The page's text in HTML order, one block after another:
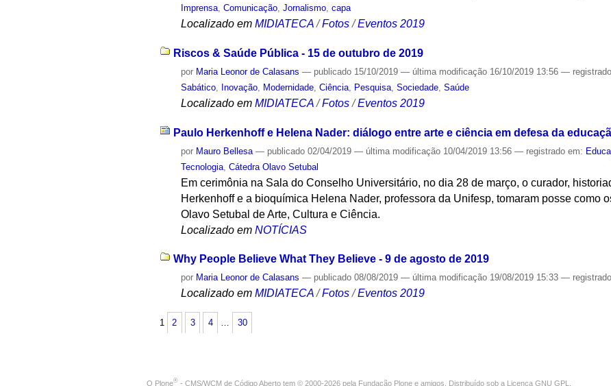
Imprensa,Comunicação,Jornalismo,capa
Localizado em MIDIATECA /Fotos /Eventos 2019
Riscos & Saúde Pública - 15 de outubro de 2019
por Maria Leonor de Calasans — publicado 15/10/2019— última modificação 16/10/2019 13:56—
Sabático
Inovação Modernidade ,Ciência Pesquisa ,Sociedade ,Saúde
Localizado em MIDIATECA /Fotos /Eventos 2019
Paulo Herkenhoff e Helena Nader: diálogo entre arte e ciência em defesa da
por Mauro Bellesa — publicado 02/04/2019— última modificação 10/04/2019 13:56— registrado em:
Tecnologia ,Cátedra Olavo Setubal
Em cerimônia na Sala do Conselho Universitário, no dia 28 de março, o curador,
Herkenhoff e a bioquímica Helena Nader, professora da Unifesp, tomaram posse como
Olavo Setubal de Arte, Cultura e Ciência.
Localizado em NOTÍCIAS
Why People Believe What They Believe - 9 de agosto de 2019
por Maria Leonor de Calasans — publicado 08/08/2019— última modificação 19/08/2019 15:33—
Localizado em MIDIATECA /Fotos /Eventos 2019
1 2 3 4 30
O Plone® - CMS/WCM de Código Aberto tem © 2000-2026 pela Fundação Plone e amigos. Distribuído sob a Licença GNU GPL